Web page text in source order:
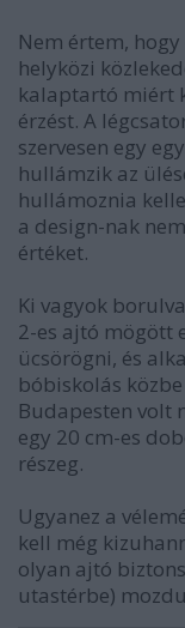
Nem értem,
helyközi
kalaptartó miért
érzést. A
szervesen egy
hullámzik az
hullámoznia
a design-nak
értéket.
Ki vagyok
2-es ajtó mögött
ücsörögni, és
bóbiskolás
Budapesten volt
egy 20 cm-es
részeg.
Ugyanez a
kell még
olyan ajtó
utastérbe)